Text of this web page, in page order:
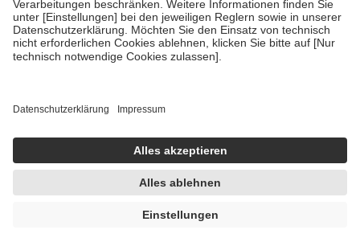
GKV getragen werden
• empfohlenen Schutzimpfungen
• Harn- und Blutteststreifen
getroffen, um sicherzustellen, dass es sich um echte Bewertungen
https://help.etrusted.com/hc/de/articles/4419944605341
Einige Bilder und Inhalte wurden unter Zuhilfenahme künstlicher